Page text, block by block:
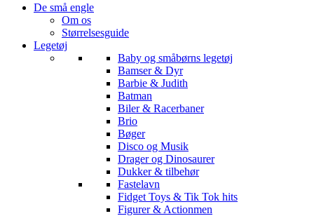
De små engle
Om os
Størrelsesguide
Legetøj
Baby og småbørns legetøj
Bamser & Dyr
Barbie & Judith
Batman
Biler & Racerbaner
Brio
Bøger
Disco og Musik
Drager og Dinosaurer
Dukker & tilbehør
Fastelavn
Fidget Toys & Tik Tok hits
Figurer & Actionmen